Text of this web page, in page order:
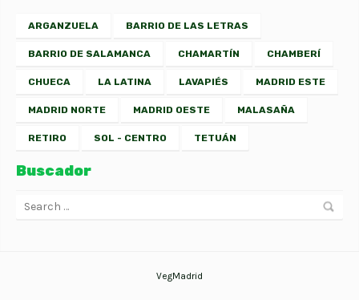
ARGANZUELA BARRIO DE LAS LETRAS
BARRIO DE SALAMANCA CHAMARTÍN CHAMBERÍ
CHUECA LA LATINA LAVAPIÉS MADRID ESTE
MADRID NORTE MADRID OESTE MALASAÑA
RETIRO SOL - CENTRO TETUÁN
Buscador
VegMadrid